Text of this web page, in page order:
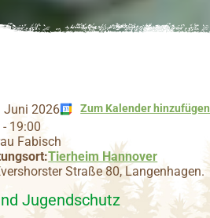
Juni 2026 Zum Kalender hinzufügen
- 19:00
Fabisch
Tierheim Hannover
Straße 80, Langenhagen.
Jugendschutz